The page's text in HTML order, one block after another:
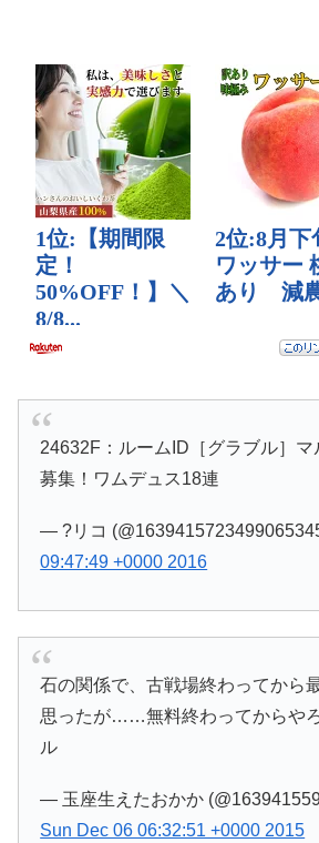
24632F：ルームID［グラブル］
募集！ワムデュス18連
— ?リコ
09:47:49 +0000 2016
石の関係で、古戦場終わってから
思ったが……無料終わってからや
ル
— 玉座生えたおかか
Sun Dec 06 06:32:51 +0000 2015